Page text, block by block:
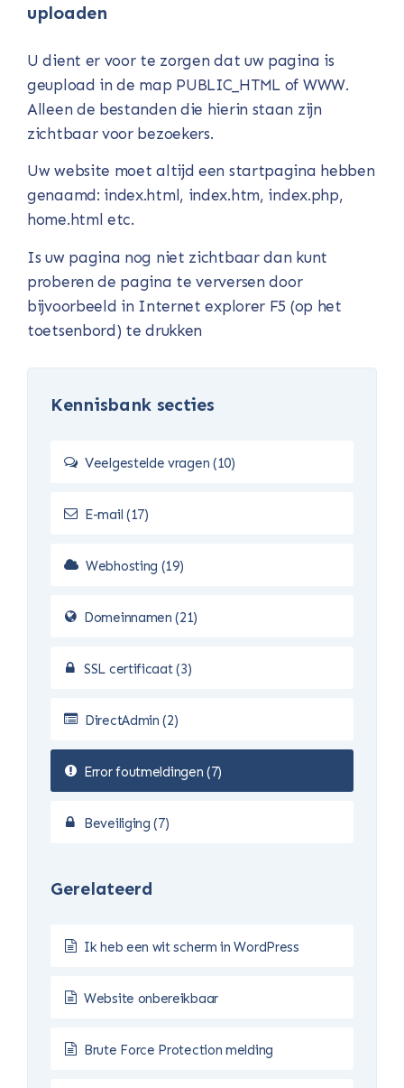
uploaden
U dient er voor te zorgen dat uw pagina is
geupload in de map PUBLIC_HTML of WWW.
Alleen de bestanden die hierin staan zijn
zichtbaar voor bezoekers.
Uw website moet altijd een startpagina hebben
genaamd: index.html, index.htm, index.php,
home.html etc.
Is uw pagina nog niet zichtbaar dan kunt
proberen de pagina te verversen door
bijvoorbeeld in Internet explorer F5 (op het
toetsenbord) te drukken
Kennisbank secties
Veelgestelde vragen (10)
E-mail (17)
Webhosting (19)
Domeinnamen (21)
SSL certificaat (3)
DirectAdmin (2)
Error foutmeldingen (7)
Beveiliging (7)
Gerelateerd
Ik heb een wit scherm in WordPress
Website onbereikbaar
Brute Force Protection melding